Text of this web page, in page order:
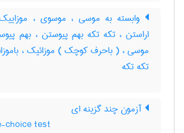
وابسته به موسی ، موسوی ،
اراستن ، تکه تکه بهم پیوستن ، بهم
موسی ، ( باحرف کوچک ) موزائیک ،
تکه تکه
آزمون چند گزینه ای
choice test